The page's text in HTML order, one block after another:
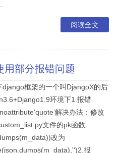
阅读全文
用部分报错问题
django框架的一个叫DjangoX的后
环境下1.报错
解决办法：修改
文件的pk函数
改为
报